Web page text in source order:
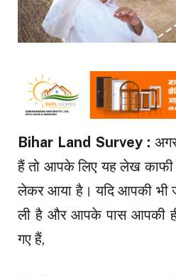
Bihar Land Survey :
हैं तो आपके लिए यह लेख काफी
लेकर आया है। यदि आपकी भी
ली है और आपके पास आपकी
गए हैं,